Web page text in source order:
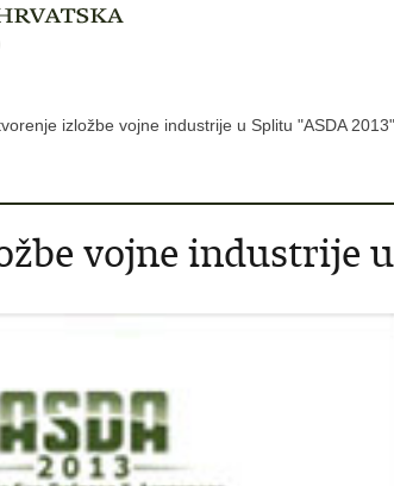
izložbe vojne industrije u Splitu "ASDA
vojne industrije